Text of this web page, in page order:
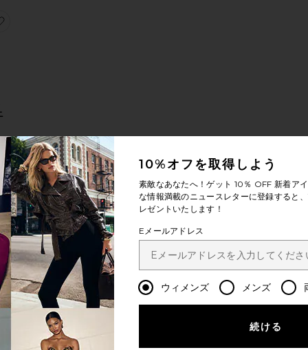
ボーイフレンド
デニム
お気に入りSHE'S ALL THAT デニム
10%オフを取得しよう
素敵なあなたへ！ゲット 10％ OFF 新着ア
な情報満載のニュースレターに登録すると
レゼントいたします！
Eメールアドレス
ウィメンズ メンズ
続ける